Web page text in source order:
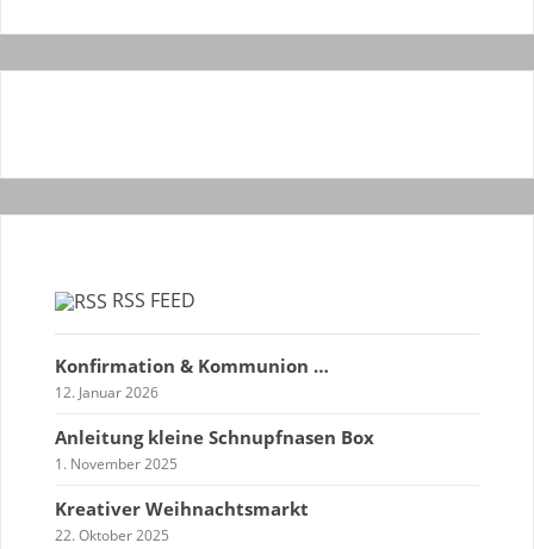
RSS FEED
Konfirmation & Kommunion …
12. Januar 2026
Anleitung kleine Schnupfnasen Box
1. November 2025
Kreativer Weihnachtsmarkt
22. Oktober 2025